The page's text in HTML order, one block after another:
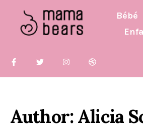
Bébé
Author: Alicia